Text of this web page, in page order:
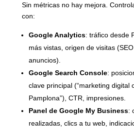
Sin métricas no hay mejora.
con:
Google Analytics: tráfico desde
más vistas, origen de visitas
anuncios).
Google Search Console:
clave principal (“marketing digital
Pamplona”), CTR, impresiones.
Panel de Google My Business:
realizadas, clics a tu web,